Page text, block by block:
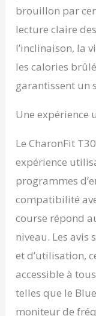
brouillon par
lecture claire
l’inclinaison, la
les calories
garantissent un
Une expérience
Le CharonFit
expérience
programmes
compatibilité
course répond
niveau. Les
et d’utilisation,
accessible à
telles que le
moniteur de